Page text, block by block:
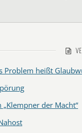
Problem heißt
der Macht“